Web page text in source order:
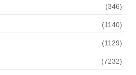
(346)
(1140)
(1129)
(7232)